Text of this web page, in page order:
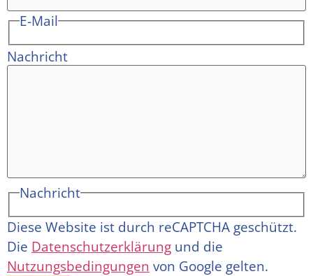
E-Mail
Nachricht
Nachricht
Diese Website ist durch reCAPTCHA geschützt.
Die Datenschutzerklärung und die
Nutzungsbedingungen von Google gelten.